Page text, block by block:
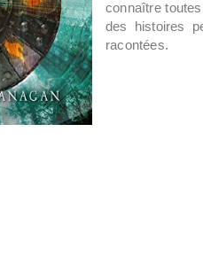
connaître
des histoires
racontées.